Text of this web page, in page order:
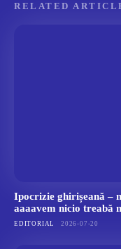
RELATED
Ipocrizie ghirișeană –
aaaavem nicio treabă
EDITORIAL 2026-07-20